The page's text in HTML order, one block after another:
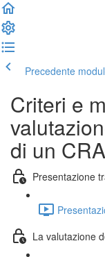
Precedente
Criteri e
di un CRA
Presentazione
La valutazione